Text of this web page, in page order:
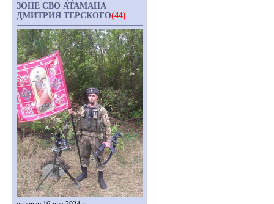
ЗОНЕ СВО АТАМАНА
ДМИТРИЯ ТЕРСКОГО(44)